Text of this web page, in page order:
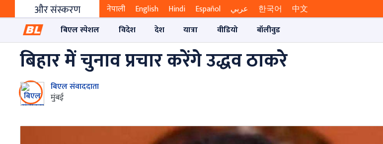
और संस्करण नेपाली English Hindi Español عربي 한국어
中文
बिएल स्पेशल
विदेश देश यात्रा वीडियो बॉलीवुड
बिहार में चुनाव प्रचार करेंगे उद्धव ठाकरे
बिएल संवाददाता
मुंबई